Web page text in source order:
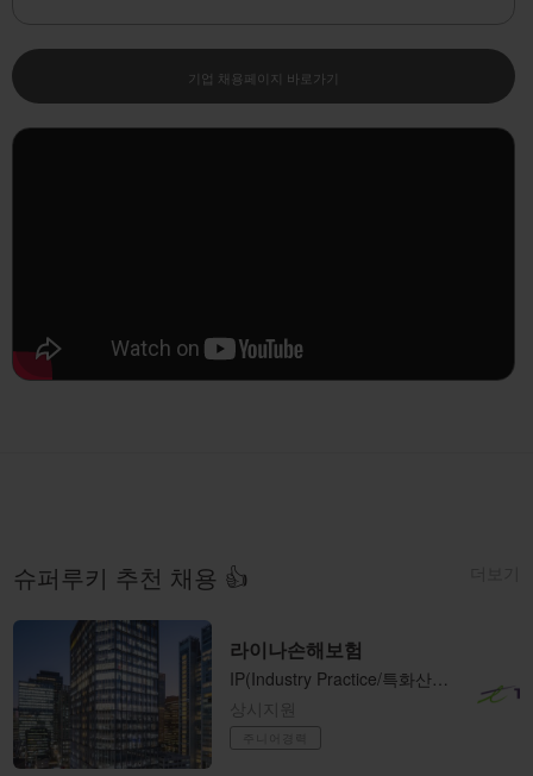
기업 채용페이지 바로가기
슈퍼루키 추천 채용 👍
라이나손해보험
​IP(Industry ​Practice/특화산업보험) 팀 기업보험 언더라이터 / Casualty Underwriter (사원-과장)
상시지원